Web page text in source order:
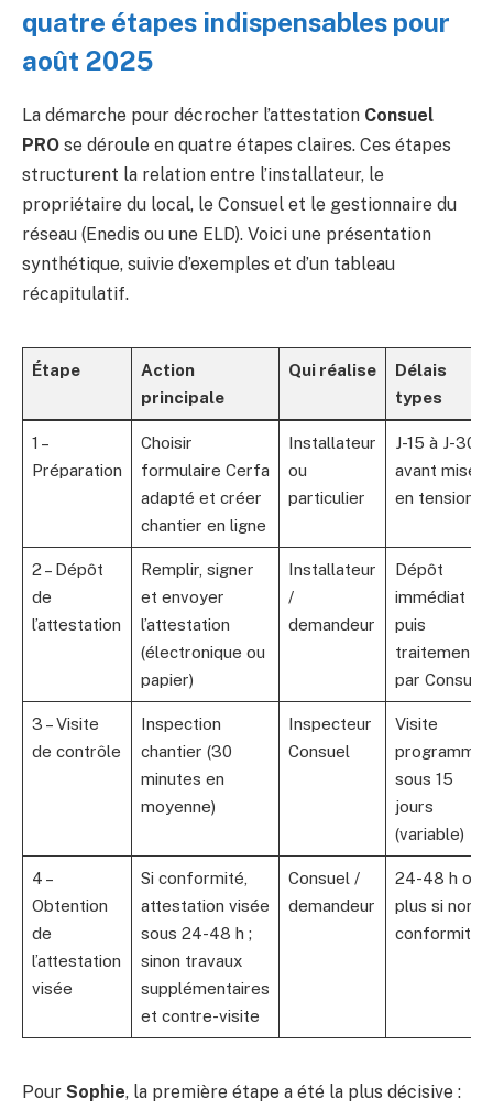
quatre étapes indispensables pour
août 2025
La démarche pour décrocher l’attestation Consuel
PRO se déroule en quatre étapes claires. Ces étapes
structurent la relation entre l’installateur, le
propriétaire du local, le Consuel et le gestionnaire du
réseau (Enedis ou une ELD). Voici une présentation
synthétique, suivie d’exemples et d’un tableau
récapitulatif.
Étape
Action
principale
Qui réalise
Délais
types
1 –
Préparation
Choisir
formulaire Cerfa
adapté et créer
chantier en ligne
Installateur
ou
particulier
J-15 à J-30
avant mise
en tension
2 – Dépôt
de
l’attestation
Remplir, signer
et envoyer
l’attestation
(électronique ou
papier)
Installateur
/
demandeur
Dépôt
immédiat
puis
traitement
par Consuel
3 – Visite
de contrôle
Inspection
chantier (30
minutes en
moyenne)
Inspecteur
Consuel
Visite
sous 15
jours
(variable)
4 –
Obtention
de
l’attestation
visée
Si conformité,
attestation visée
sous 24-48 h ;
sinon travaux
supplémentaires
et contre-visite
Consuel /
demandeur
24-48 h ou
plus si non-
conformité
Pour Sophie, la première étape a été la plus décisive :